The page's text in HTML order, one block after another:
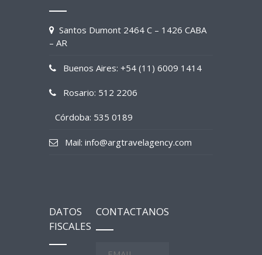
Santos Dumont 2464 C – 1426 CABA
– AR
Buenos Aires: +54 (11) 6009 1414
Rosario: 512 2206
Córdoba: 535 0189
Mail: info@argtravelagency.com
DATOS
FISCALES
CONTACTANOS